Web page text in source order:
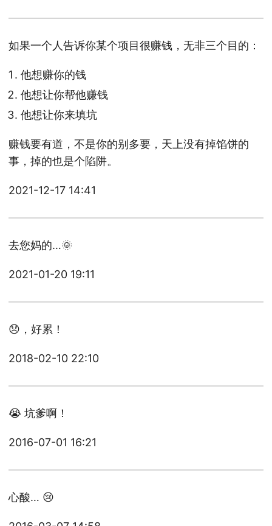
如果一个人告诉你某个项目很赚钱，无非三个目的：
他想赚你的钱
他想让你帮他赚钱
他想让你来填坑
赚钱要有道，不是你的别多要，天上没有掉馅饼的
事，掉的也是个陷阱。
2021-12-17 14:41
去您妈的…🌞
2021-01-20 19:11
😞，好累！
2018-02-10 22:10
😭 坑爹啊！
2016-07-01 16:21
心酸… 😢